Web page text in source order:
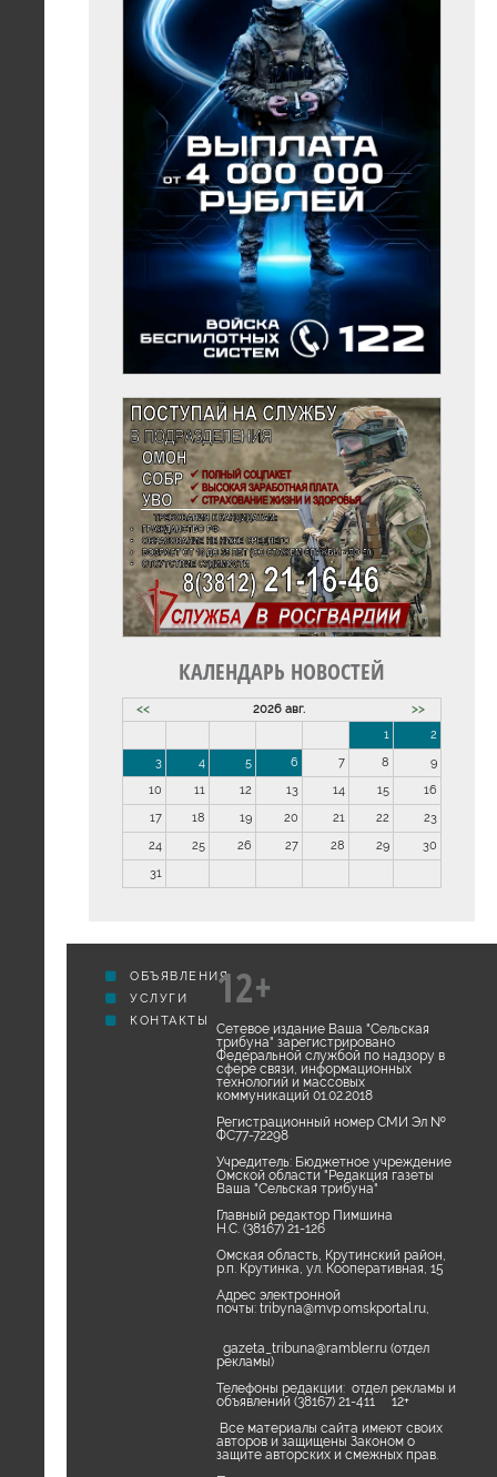
КАЛЕНДАРЬ НОВОСТЕЙ
<< 2026 авг.
>>
1
2
3
4 5 6 7 8
9
10
11 12 13 14 15
16
17
18 19 20 21 22
23
24
25 26 27 28 29
30
31
ОБЪЯВЛЕНИЯ
УСЛУГИ
КОНТАКТЫ
12+
Сетевое издание Ваша "Сельская
трибуна" зарегистрировано
Федеральной службой по надзору в
сфере связи, информационных
технологий и массовых
коммуникаций 01.02.2018
Регистрационный номер СМИ Эл №
ФС77-72298
Учредитель: Бюджетное учреждение
Омской области "Редакция газеты
Ваша "Сельская трибуна"
Главный редактор Пимшина
Н.С. (38167) 21-126
Омская область, Крутинский район,
р.п. Крутинка, ул. Кооперативная, 15
Адрес электронной
почты:tribyna@mvp.omskportal.ru
gazeta_tribuna@rambler.ru (отдел
рекламы)
Телефоны редакции: отдел рекламы и
объявлений (38167) 21-411 12+
Все материалы сайта имеют своих
авторов и защищены Законом о
защите авторских и смежных прав.